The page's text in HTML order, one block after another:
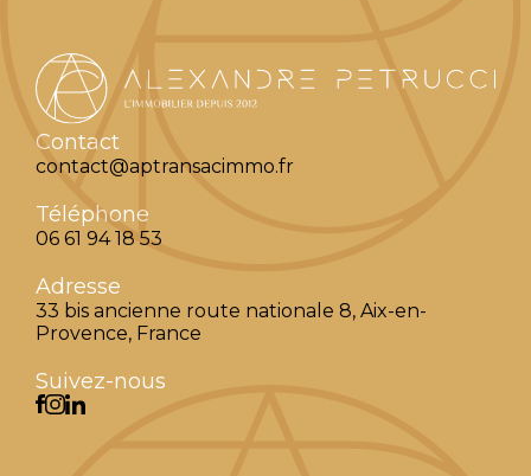
Contact
contact@aptransacimmo.fr
Téléphone
06 61 94 18 53
Adresse
33 bis ancienne route nationale 8, Aix-en-
Provence, France
Suivez-nous